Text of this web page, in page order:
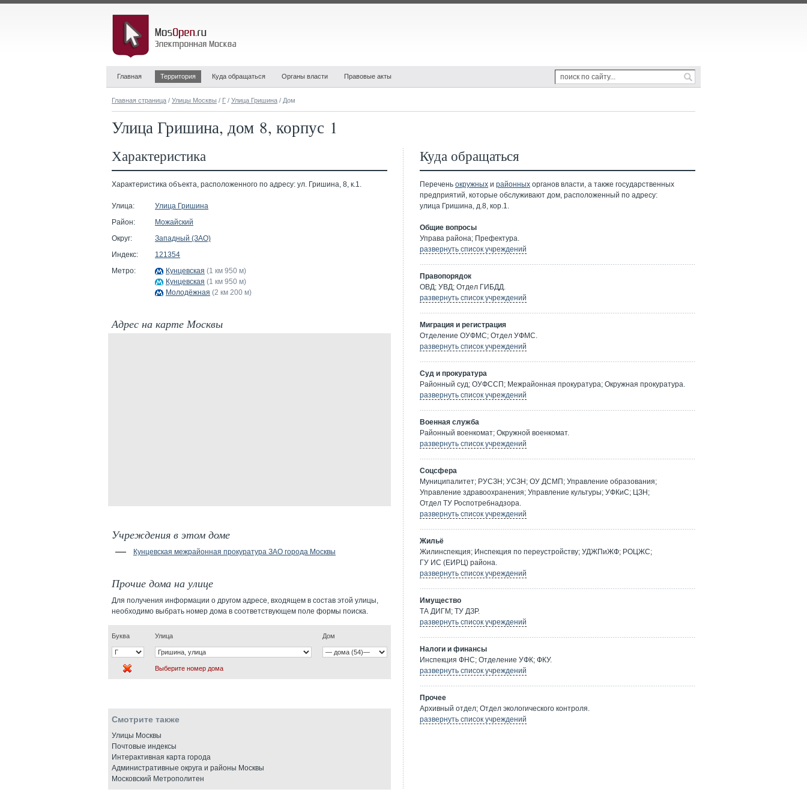
Главная Территория Куда обращаться Органы власти Правовые акты
Главная страница / Улицы Москвы / Г / Улица Гришина / Дом
Улица Гришина, дом 8, корпус 1
Характеристика
Характеристика объекта, расположенного по адресу: ул. Гришина, 8, к.1.
Улица:
Улица Гришина
Район:
Можайский
Округ:
Западный (ЗАО)
Индекс:
121354
Метро:
Кунцевская (1 км 950 м)
Кунцевская (1 км 950 м)
Молодёжная (2 км 200 м)
Адрес на карте Москвы
Учреждения в этом доме
Кунцевская межрайонная прокуратура ЗАО города Москвы
Прочие дома на улице
Для получения информации о другом адресе, входящем в состав этой улицы,
необходимо выбрать номер дома в соответствующем поле формы поиска.
Буква Улица Дом
Выберите номер дома
Смотрите также
Улицы Москвы
Почтовые индексы
Интерактивная карта города
Административные округа и районы Москвы
Московский Метрополитен
Куда обращаться
Перечень окружных и районных органов власти, а также государственных
предприятий, которые обслуживают дом, расположенный по адресу:
улица Гришина, д.8, кор.1.
Общие вопросы
Управа района; Префектура.
развернуть список учреждений
Правопорядок
ОВД; УВД; Отдел ГИБДД.
развернуть список учреждений
Миграция и регистрация
Отделение ОУФМС; Отдел УФМС.
развернуть список учреждений
Суд и прокуратура
Районный суд; ОУФССП; Межрайонная прокуратура; Окружная прокуратура.
развернуть список учреждений
Военная служба
Районный военкомат; Окружной военкомат.
развернуть список учреждений
Соцсфера
Муниципалитет; РУСЗН; УСЗН; ОУ ДСМП; Управление образования;
Управление здравоохранения; Управление культуры; УФКиС; ЦЗН;
Отдел ТУ Роспотребнадзора.
развернуть список учреждений
Жильё
Жилинспекция; Инспекция по переустройству; УДЖПиЖФ; РОЦЖС;
ГУ ИС (ЕИРЦ) района.
развернуть список учреждений
Имущество
ТА ДИГМ; ТУ ДЗР.
развернуть список учреждений
Налоги и финансы
Инспекция ФНС; Отделение УФК; ФКУ.
развернуть список учреждений
Прочее
Архивный отдел; Отдел экологического контроля.
развернуть список учреждений